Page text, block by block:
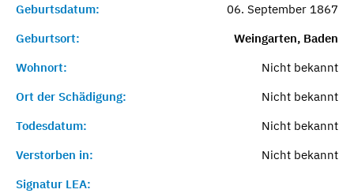
Geburtsdatum:
06. September 1867
Geburtsort:
Weingarten, Baden
Wohnort:
Nicht bekannt
Ort der Schädigung:
Nicht bekannt
Todesdatum:
Nicht bekannt
Verstorben in:
Nicht bekannt
Signatur LEA: